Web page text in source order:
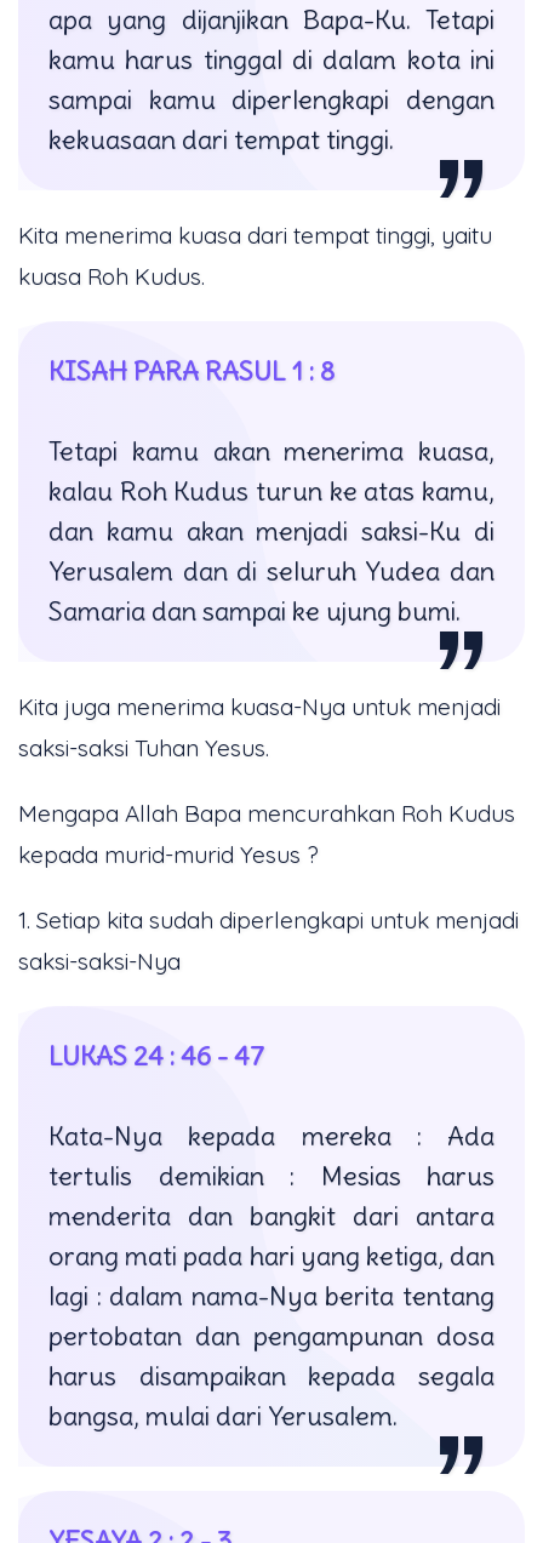
apa yang dijanjikan Bapa-Ku. Tetapi
kamu harus tinggal di dalam kota ini
sampai kamu diperlengkapi dengan
kekuasaan dari tempat tinggi.
Kita menerima kuasa dari tempat tinggi, yaitu
kuasa Roh Kudus.
KISAH PARA RASUL 1 : 8
Tetapi kamu akan menerima kuasa,
kalau Roh Kudus turun ke atas kamu,
dan kamu akan menjadi saksi-Ku di
Yerusalem dan di seluruh Yudea dan
Samaria dan sampai ke ujung bumi.
Kita juga menerima kuasa-Nya untuk menjadi
saksi-saksi Tuhan Yesus.
Mengapa Allah Bapa mencurahkan Roh Kudus
kepada murid-murid Yesus ?
1. Setiap kita sudah diperlengkapi untuk menjadi
saksi-saksi-Nya
LUKAS 24 : 46 - 47
Kata-Nya kepada mereka : Ada
tertulis demikian : Mesias harus
menderita dan bangkit dari antara
orang mati pada hari yang ketiga, dan
lagi : dalam nama-Nya berita tentang
pertobatan dan pengampunan dosa
harus disampaikan kepada segala
bangsa, mulai dari Yerusalem.